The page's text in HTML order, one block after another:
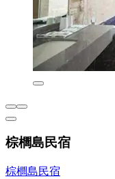
棕櫚島民宿
棕櫚島民宿